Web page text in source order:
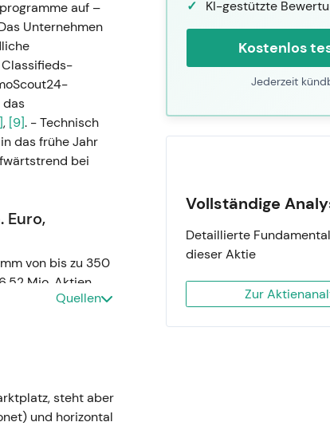
auf –
Unternehmen
das
, [9]. - Technisch
das frühe Jahr
bei
Euro,
von bis zu 350
Mio. Aktien
mit einer
ein
Quellen
steht aber
und horizontal
KI-gestützte
Kostenlos
Jederzeit
Vollständige
Detaillierte
dieser Aktie
Zur